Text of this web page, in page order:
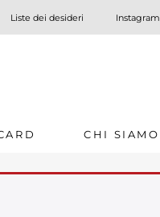
Liste dei desideri Instagram
CHI SIAMO